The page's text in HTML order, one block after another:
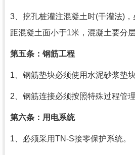
3、挖孔桩灌注混凝土时(干灌法)
距混凝土面小于1米，混凝土要分层
第五条：钢筋工程
1、钢筋垫块必须使用水泥砂浆垫
2、钢筋连接必须按照特殊过程管
第六条：用电系统
1、必须采用TN-S接零保护系统。